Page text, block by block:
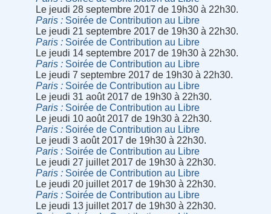
Le jeudi 28 septembre 2017 de 19h30 à 22h30.
Paris
Soirée de Contribution au Libre
Le jeudi 21 septembre 2017 de 19h30 à 22h30.
Paris
Soirée de Contribution au Libre
Le jeudi 14 septembre 2017 de 19h30 à 22h30.
Paris
Soirée de Contribution au Libre
Le jeudi 7 septembre 2017 de 19h30 à 22h30.
Paris
Soirée de Contribution au Libre
Le jeudi 31 août 2017 de 19h30 à 22h30.
Paris
Soirée de Contribution au Libre
Le jeudi 10 août 2017 de 19h30 à 22h30.
Paris
Soirée de Contribution au Libre
Le jeudi 3 août 2017 de 19h30 à 22h30.
Paris
Soirée de Contribution au Libre
Le jeudi 27 juillet 2017 de 19h30 à 22h30.
Paris
Soirée de Contribution au Libre
Le jeudi 20 juillet 2017 de 19h30 à 22h30.
Paris
Soirée de Contribution au Libre
Le jeudi 13 juillet 2017 de 19h30 à 22h30.